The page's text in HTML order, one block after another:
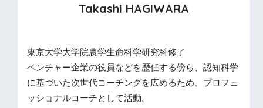
Takashi HAGIWARA
東京大学大学院農学生命科学研究科修了
ベンチャー企業の役員などを歴任する傍ら、認知科学
に基づいた次世代コーチングを広めるため、プロフェ
ッショナルコーチとして活動。